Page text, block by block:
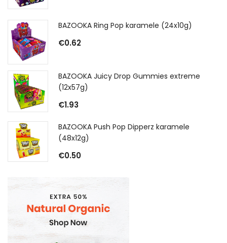
BAZOOKA Ring Pop karamele (24x10g)
€0.62
BAZOOKA Juicy Drop Gummies extreme
(12x57g)
€1.93
BAZOOKA Push Pop Dipperz karamele
(48x12g)
€0.50